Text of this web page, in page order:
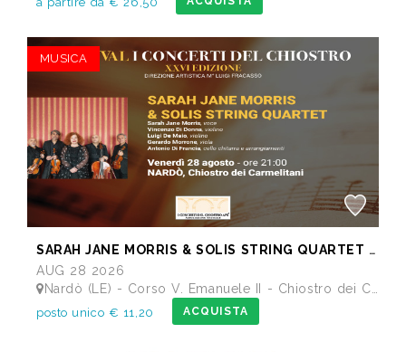
a partire da € 26,50
MUSICA
SARAH JANE MORRIS & SOLIS STRING QUARTET - Festival I Concerti del Chiostro
AUG 28 2026
Nardò (LE) - Corso V. Emanuele II - Chiostro dei Carmelitani
posto unico € 11,20 ACQUISTA